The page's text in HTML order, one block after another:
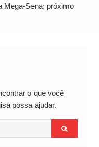
após
R$ 80 Milhões
Mega-Sena; próximo
o que você
possa ajudar.